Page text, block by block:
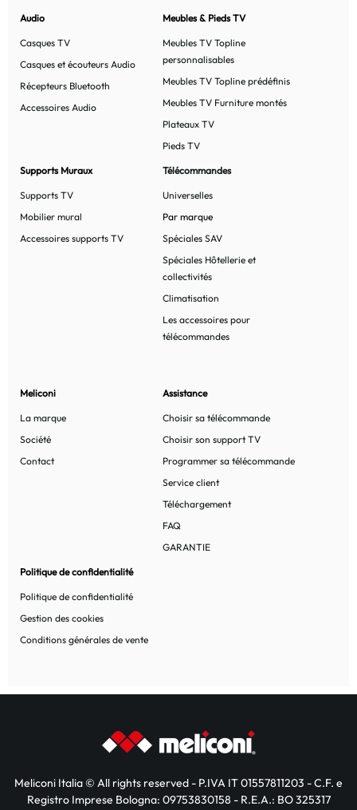
Audio
Casques TV
Casques et écouteurs Audio
Récepteurs Bluetooth
Accessoires Audio
Meubles & Pieds TV
Meubles TV Topline
personnalisables
Meubles TV Topline prédéfinis
Meubles TV Furniture montés
Plateaux TV
Pieds TV
Supports Muraux
Supports TV
Mobilier mural
Accessoires supports TV
Télécommandes
Universelles
Par marque
Spéciales SAV
Spéciales Hôtellerie et
collectivités
Climatisation
Les accessoires pour
télécommandes
Meliconi
La marque
Société
Contact
Assistance
Choisir sa télécommande
Choisir son support TV
Programmer sa télécommande
Service client
Téléchargement
FAQ
GARANTIE
Politique de confidentialité
Politique de confidentialité
Gestion des cookies
Conditions générales de vente
Meliconi Italia © All rights reserved - P.IVA IT 01557811203 - C.F. e
Registro Imprese Bologna: 09753830158 - R.E.A.: BO 325317